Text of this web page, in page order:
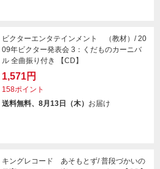
ビクターエンタテインメント （教材）/ 20
09年ビクター発表会 3：くだものカーニバ
ル 全曲振り付き 【CD】
1,571円
158ポイント
送料無料、8月13日（木） お届け
キングレコード あそもとず/ 普段づかいの